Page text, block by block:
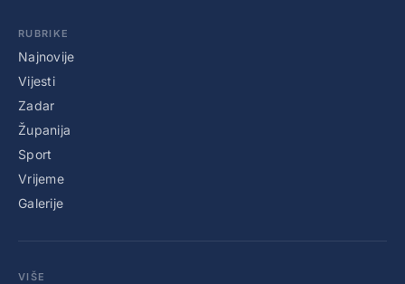
RUBRIKE
Najnovije
Vijesti
Zadar
Županija
Sport
Vrijeme
Galerije
VIŠE